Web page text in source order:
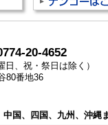
20-4652
、祝・祭日は除く）
80番地36
国、四国、九州、沖縄